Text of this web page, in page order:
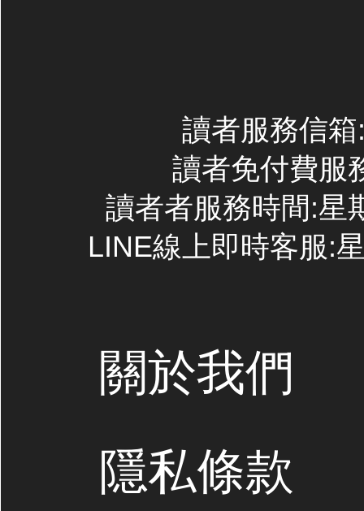
讀者服務信
讀者免付費服
讀者者服務時間:星
LINE線上即時客服:
關於我們
隱私條款